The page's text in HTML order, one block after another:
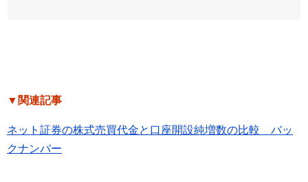
▼関連記事
ネット証券の株式売買代金と口座開設純増数の比較 バッ
クナンバー